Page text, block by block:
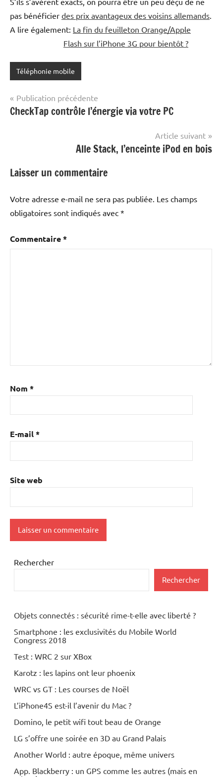
pas bénéficier des prix avantageux des voisins allemands
A lire également: La fin du feuilleton Orange/Apple
Flash sur l’iPhone 3G pour bientôt ?
Téléphonie mobile
Navigation
de
Publication précédente
CheckTap contrôle l’énergie via votre PC
Article suivant
Alle Stack, l’enceinte iPod en bois
Laisser un commentaire
Votre adresse e-mail ne sera pas publiée. Les champs
obligatoires sont indiqués avec *
Commentaire*
Nom *
E-mail*
Site web
Rechercher
Rechercher
Objets connectés : sécurité rime-t-elle avec liberté ?
Smartphone : les exclusivités du Mobile World
Congress 2018
Test : WRC 2 sur XBox
Karotz : les lapins ont leur phoenix
WRC vs GT : Les courses de Noël
L’iPhone4S est-il l’avenir du Mac ?
Domino, le petit wifi tout beau de Orange
LG s’offre une soirée en 3D au Grand Palais
Another World : autre époque, même univers
App. Blackberry : un GPS comme les autres (mais en